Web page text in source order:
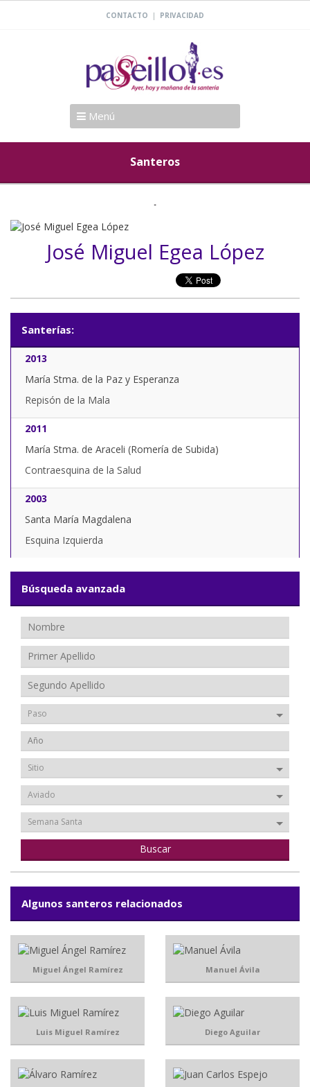
CONTACTO | PRIVACIDAD
Menú
Santeros
José Miguel Egea López
Santerías:
2013
María Stma. de la Paz y Esperanza
Repisón de la Mala
2011
María Stma. de Araceli (Romería de Subida)
Contraesquina de la Salud
2003
Santa María Magdalena
Esquina Izquierda
Búsqueda avanzada
Paso
Sitio
Aviado
Semana Santa
Algunos santeros relacionados
Miguel Ángel Ramírez Manuel Ávila
Luis Miguel Ramírez Diego Aguilar